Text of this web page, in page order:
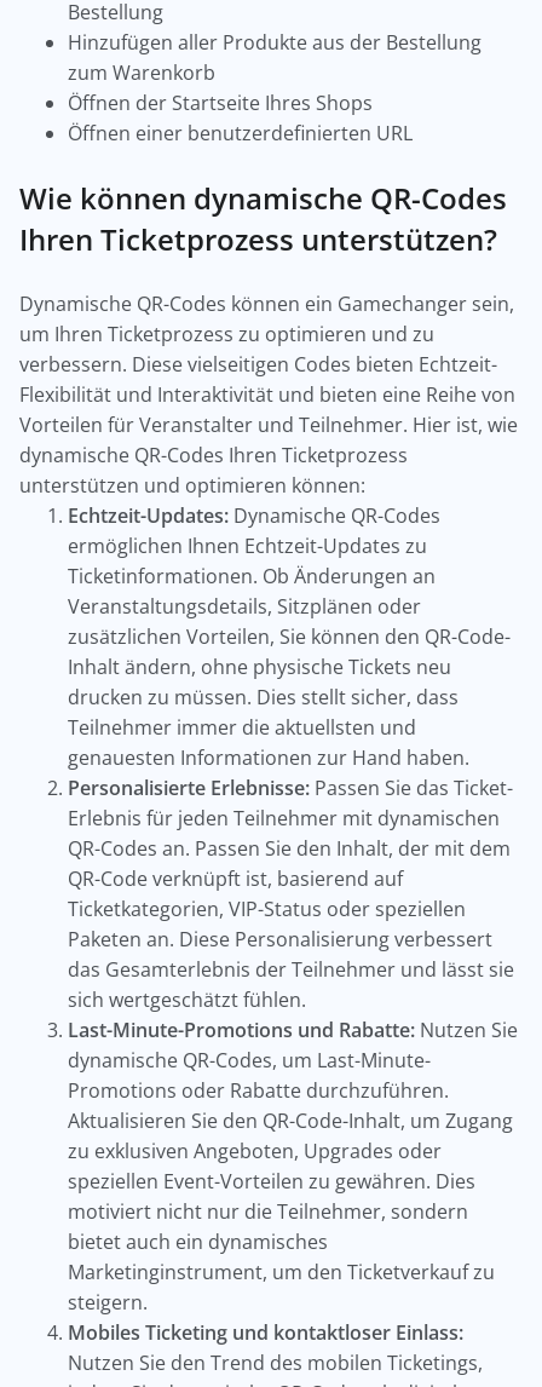
Bestellung
Hinzufügen aller Produkte aus der Bestellung
zum Warenkorb
Öffnen der Startseite Ihres Shops
Öffnen einer benutzerdefinierten URL
Wie können dynamische QR-Codes
Ihren Ticketprozess unterstützen?
Dynamische QR-Codes können ein Gamechanger sein,
um Ihren Ticketprozess zu optimieren und zu
verbessern. Diese vielseitigen Codes bieten Echtzeit-
Flexibilität und Interaktivität und bieten eine Reihe von
Vorteilen für Veranstalter und Teilnehmer. Hier ist, wie
dynamische QR-Codes Ihren Ticketprozess
unterstützen und optimieren können:
Echtzeit-Updates: Dynamische QR-Codes
ermöglichen Ihnen Echtzeit-Updates zu
Ticketinformationen. Ob Änderungen an
Veranstaltungsdetails, Sitzplänen oder
zusätzlichen Vorteilen, Sie können den QR-Code-
Inhalt ändern, ohne physische Tickets neu
drucken zu müssen. Dies stellt sicher, dass
Teilnehmer immer die aktuellsten und
genauesten Informationen zur Hand haben.
Personalisierte Erlebnisse: Passen Sie das Ticket-
Erlebnis für jeden Teilnehmer mit dynamischen
QR-Codes an. Passen Sie den Inhalt, der mit dem
QR-Code verknüpft ist, basierend auf
Ticketkategorien, VIP-Status oder speziellen
Paketen an. Diese Personalisierung verbessert
das Gesamterlebnis der Teilnehmer und lässt sie
sich wertgeschätzt fühlen.
Last-Minute-Promotions und Rabatte: Nutzen Sie
dynamische QR-Codes, um Last-Minute-
Promotions oder Rabatte durchzuführen.
Aktualisieren Sie den QR-Code-Inhalt, um Zugang
zu exklusiven Angeboten, Upgrades oder
speziellen Event-Vorteilen zu gewähren. Dies
motiviert nicht nur die Teilnehmer, sondern
bietet auch ein dynamisches
Marketinginstrument, um den Ticketverkauf zu
steigern.
Mobiles Ticketing und kontaktloser Einlass:
Nutzen Sie den Trend des mobilen Ticketings,